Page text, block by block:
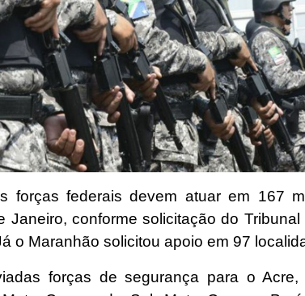
forças federais devem atuar em 167
Janeiro, conforme solicitação do Tribunal
o Maranhão solicitou apoio em 97
forças de segurança para o Acre,